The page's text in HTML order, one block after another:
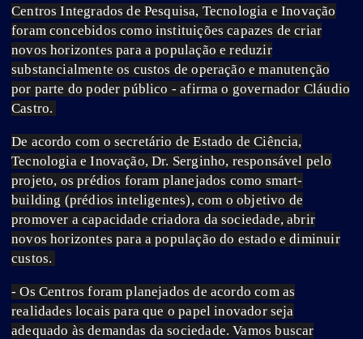
Centros Integrados de Pesquisa, Tecnologia e Inovação
foram concebidos como instituições capazes de criar
novos horizontes para a população e reduzir
substancialmente os custos de operação e manutenção
por parte do poder público - afirma o governador Cláudio
Castro.
De acordo com o secretário de Estado de Ciência,
Tecnologia e Inovação, Dr. Serginho, responsável pelo
projeto, os prédios foram planejados como smart-
building (prédios inteligentes), com o objetivo de
promover a capacidade criadora da sociedade, abrir
novos horizontes para a população do estado e diminuir
custos.
- Os Centros foram planejados de acordo com as
realidades locais para que o papel inovador seja
adequado às demandas da sociedade. Vamos buscar